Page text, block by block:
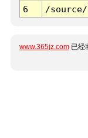
6
/
www.365jz.com 已经